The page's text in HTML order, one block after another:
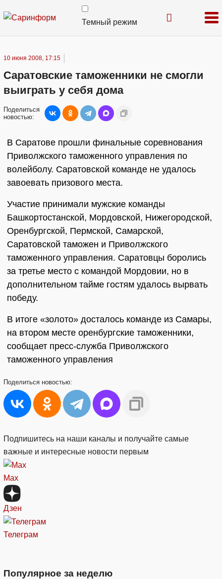
Темный режим
10 июня 2008, 17:15
Саратовские таможенники не смогли
выиграть у себя дома
Поделиться
новостью:
В Саратове прошли финальные соревнования
Приволжского таможенного управления по
волейболу. Саратовской команде не удалось
завоевать призового места.
Участие принимали мужские команды
Башкортостанской, Мордовской, Нижегородской,
Оренбургской, Пермской, Самарской,
Саратовской таможен и Приволжского
таможенного управления. Саратовцы боролись
за третье место с командой Мордовии, но в
дополнительном тайме гостям удалось вырвать
победу.
В итоге «золото» досталось команде из Самары,
на втором месте оренбургские таможенники,
сообщает пресс-служба Приволжского
таможенного управления
Поделиться новостью:
Подпишитесь на наши каналы и получайте самые
важные и интересные новости первым
Max
Дзен
Телеграм
Популярное за неделю